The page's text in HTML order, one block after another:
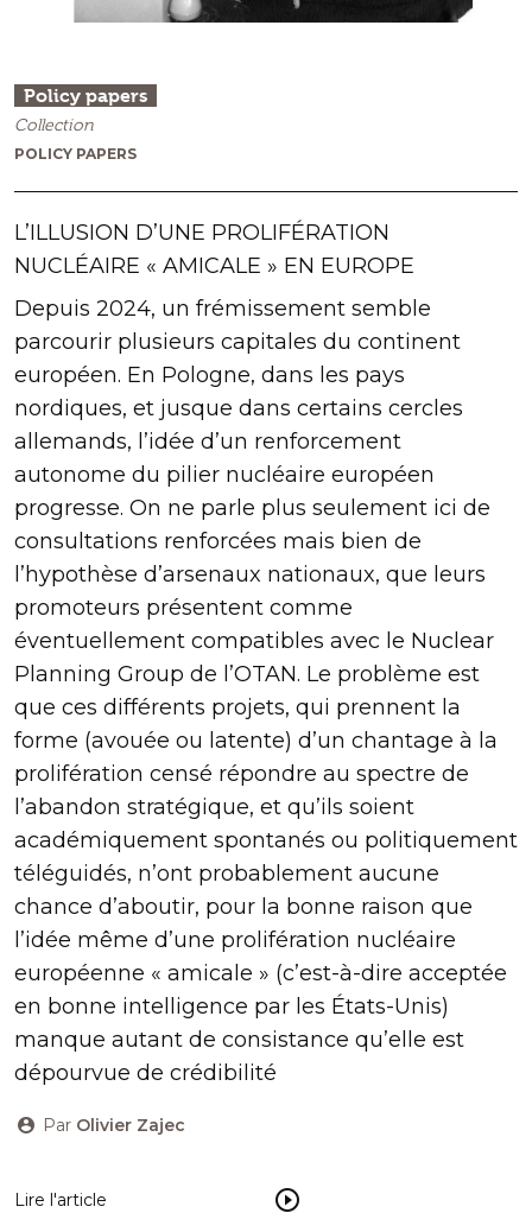
Policy papers
Collection
POLICY PAPERS
L’ILLUSION D’UNE PROLIFÉRATION
NUCLÉAIRE « AMICALE » EN EUROPE
Depuis 2024, un frémissement semble
parcourir plusieurs capitales du continent
européen. En Pologne, dans les pays
nordiques, et jusque dans certains cercles
allemands, l’idée d’un renforcement
autonome du pilier nucléaire européen
progresse. On ne parle plus seulement ici de
consultations renforcées mais bien de
l’hypothèse d’arsenaux nationaux, que leurs
promoteurs présentent comme
éventuellement compatibles avec le Nuclear
Planning Group de l’OTAN. Le problème est
que ces différents projets, qui prennent la
forme (avouée ou latente) d’un chantage à la
prolifération censé répondre au spectre de
l’abandon stratégique, et qu’ils soient
académiquement spontanés ou politiquement
téléguidés, n’ont probablement aucune
chance d’aboutir, pour la bonne raison que
l’idée même d’une prolifération nucléaire
européenne « amicale » (c’est-à-dire acceptée
en bonne intelligence par les États-Unis)
manque autant de consistance qu’elle est
dépourvue de crédibilité
Par Olivier Zajec
Lire l'article